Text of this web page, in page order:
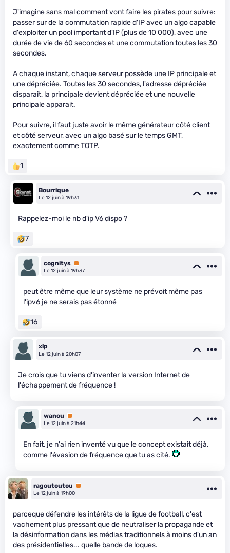
J'imagine sans mal comment vont faire les pirates pour suivre:
passer sur de la commutation rapide d'IP avec un algo capable
d'exploiter un pool important d'IP (plus de 10 000), avec une
durée de vie de 60 secondes et une commutation toutes les 30
secondes.
A chaque instant, chaque serveur possède une IP principale et
une dépréciée. Toutes les 30 secondes, l'adresse dépréciée
disparait, la principale devient dépréciée et une nouvelle
principale apparait.
Pour suivre, il faut juste avoir le même générateur côté client
et côté serveur, avec un algo basé sur le temps GMT,
exactement comme TOTP.
1
Bourrique
Le 12 juin à 19h31
Rappelez-moi le nb d'ip V6 dispo ?
7
cognitys Premium
Le 12 juin à 19h37
peut être même que leur système ne prévoit même pas
l'ipv6 je ne serais pas étonné
16
xlp
Le 12 juin à 20h07
Je crois que tu viens d'inventer la version Internet de
l'échappement de fréquence !
wanou
Premium
Le 12 juin à 21h44
En fait, je n'ai rien inventé vu que le concept existait déjà,
comme l'évasion de fréquence que tu as cité.
ragoutoutou
Premium
Le 12 juin à 19h00
parceque défendre les intérêts de la ligue de football, c'est
vachement plus pressant que de neutraliser la propagande et
la désinformation dans les médias traditionnels à moins d'un an
des présidentielles... quelle bande de loques.